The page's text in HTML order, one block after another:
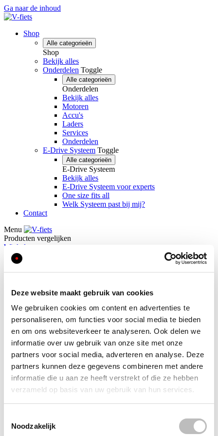
Deze website maakt gebruik van cookies
We gebruiken cookies om content en advertenties te
personaliseren, om functies voor social media te bieden
en om ons websiteverkeer te analyseren. Ook delen we
informatie over uw gebruik van onze site met onze
partners voor social media, adverteren en analyse. Deze
partners kunnen deze gegevens combineren met andere
informatie die u aan ze heeft verstrekt of die ze hebben
verzameld op basis van uw gebruik van hun services.
Noodzakelijk
Ga naar de inhoud
Shop
Alle categorieën
Shop
Bekijk alles
Onderdelen Toggle
Alle categorieën
Onderdelen
Bekijk alles
Motoren
Accu's
Laders
Services
Onderdelen
E-Drive Systeem Toggle
Alle categorieën
E-Drive Systeem
Bekijk alles
E-Drive Systeem voor experts
One size fits all
Welk Systeem past bij mij?
Contact
Menu
Producten vergelijken
Winkelwagen
Mijn account
Zoek
Zoek
Zoek
Home
Log in
Inloggen of een account
aanmaken
mailadres.